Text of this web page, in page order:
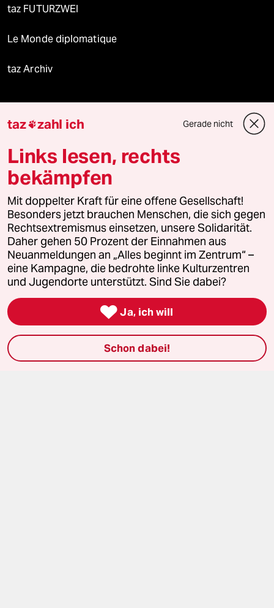
taz FUTURZWEI
Le Monde diplomatique
taz Archiv
Mehr taz Angebote
Reisen
Kantine
Shop
Anzeigen
Fragen & Hilfe
Feedback
taz zahl ich Gerade nicht
Links lesen, rechts
bekämpfen
Mit doppelter Kraft für eine offene Gesellschaft!
Besonders jetzt brauchen Menschen, die sich gegen
Rechtsextremismus einsetzen, unsere Solidarität.
Daher gehen 50 Prozent der Einnahmen aus
Neuanmeldungen an „Alles beginnt im Zentrum“ –
eine Kampagne, die bedrohte linke Kulturzentren
und Jugendorte unterstützt. Sind Sie dabei?
 Ja, ich will
Schon dabei!